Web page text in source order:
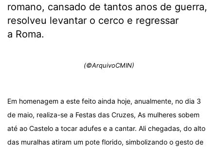
romano, cansado de tantos anos de guerra,
resolveu levantar o cerco e regressar
a Roma.
(©ArquivoCMIN)
Em homenagem a este feito ainda hoje, anualmente, no dia 3
de maio, realiza-se a Festas das Cruzes, As mulheres sobem
até ao Castelo a tocar adufes e a cantar. Ali chegadas, do alto
das muralhas atiram um pote florido, simbolizando o gesto de